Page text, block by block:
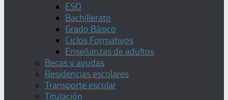
ESO
Bachillerato
Grado Básico
Ciclos Formativos
Enseñanzas de adultos
Becas y ayudas
Residencias escolares
Transporte escolar
Titulación